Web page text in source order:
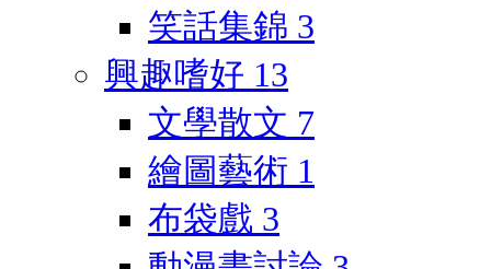
笑話集錦 3
興趣嗜好 13
文學散文 7
繪圖藝術 1
布袋戲 3